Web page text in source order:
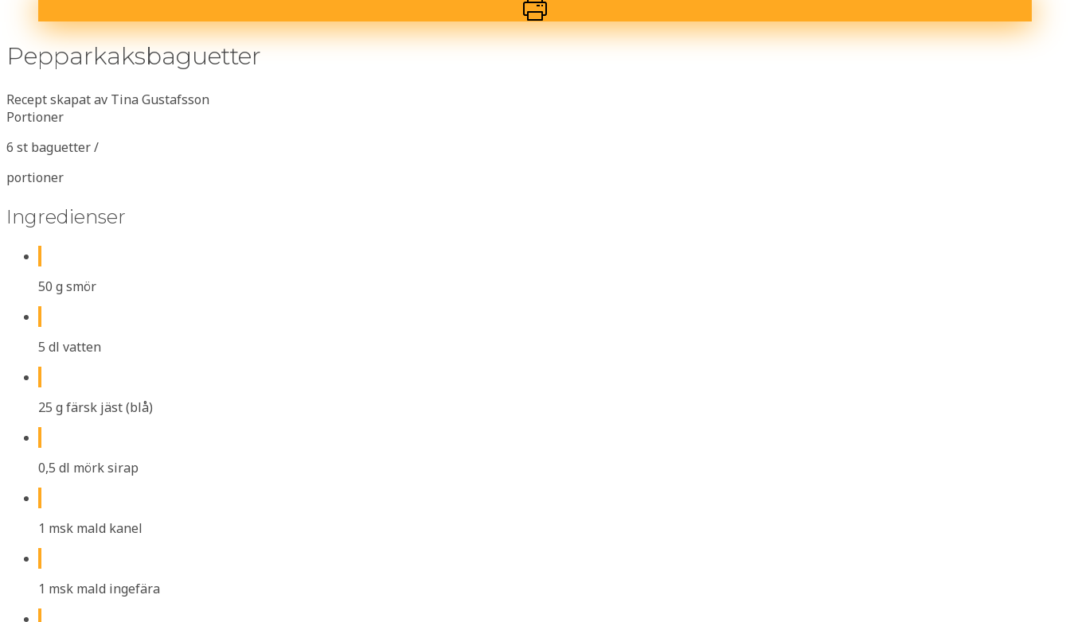
Pepparkaksbaguetter
Recept skapat av Tina Gustafsson
Portioner
6 st baguetter /
portioner
Ingredienser
50 g smör
5 dl vatten
25 g färsk jäst (blå)
0,5 dl mörk sirap
1 msk mald kanel
1 msk mald ingefära